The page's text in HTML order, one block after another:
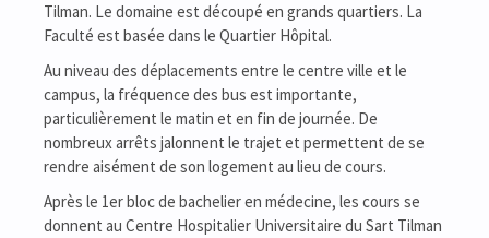
Tilman. Le domaine est découpé en grands quartiers. La
Faculté est basée dans le Quartier Hôpital.
Au niveau des déplacements entre le centre ville et le
campus, la fréquence des bus est importante,
particulièrement le matin et en fin de journée. De
nombreux arrêts jalonnent le trajet et permettent de se
rendre aisément de son logement au lieu de cours.
Après le 1er bloc de bachelier en médecine, les cours se
donnent au Centre Hospitalier Universitaire du Sart Tilman